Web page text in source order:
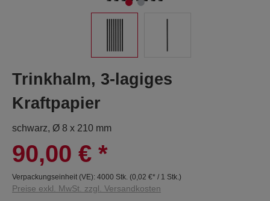
Trinkhalm, 3-lagiges
Kraftpapier
schwarz, Ø 8 x 210 mm
90,00 € *
Verpackungseinheit (VE): 4000 Stk. (0,02 €* / 1 Stk.)
Preise exkl. MwSt. zzgl. Versandkosten